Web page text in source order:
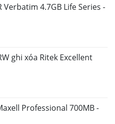
4.7GB Life Series -
ghi xóa Ritek Excellent
Professional 700MB -